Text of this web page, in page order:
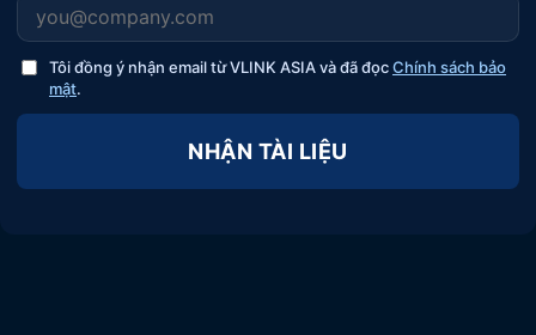
Tôi đồng ý nhận email từ VLINK ASIA và đã đọcChính sách bảo
mật.
NHẬN TÀI LIỆU